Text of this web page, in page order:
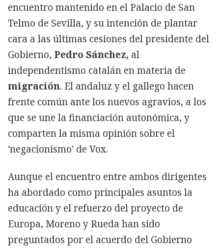
encuentro mantenido en el Palacio de San
Telmo de Sevilla, y su intención de plantar
cara a las últimas cesiones del presidente del
Gobierno, Pedro Sánchez, al
independentismo catalán en materia de
migración. El andaluz y el gallego hacen
frente común ante los nuevos agravios, a los
que se une la financiación autonómica, y
comparten la misma opinión sobre el
'negacionismo' de Vox.
Aunque el encuentro entre ambos dirigentes
ha abordado como principales asuntos la
educación y el refuerzo del proyecto de
Europa, Moreno y Rueda han sido
preguntados por el acuerdo del Gobierno